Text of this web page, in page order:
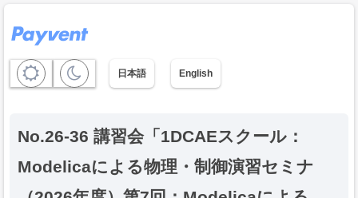
日本語 English
No.26-36 講習会「1DCAEスクール：
Modelicaによる物理・制御演習セミナ